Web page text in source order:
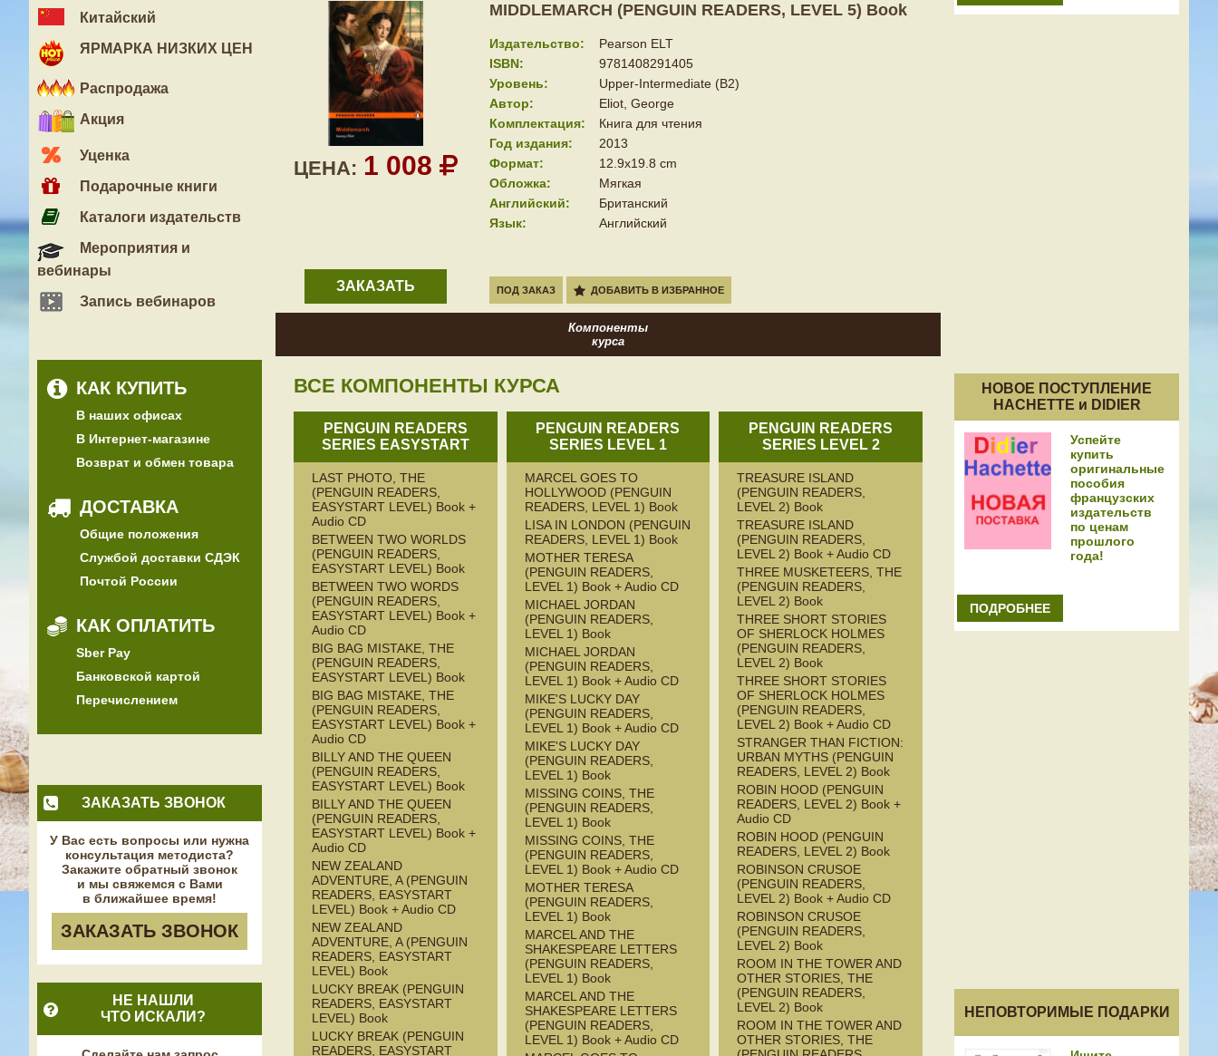
Китайский
ЯРМАРКА НИЗКИХ ЦЕН
Распродажа
Акция
Уценка
Подарочные книги
Каталоги издательств
Мероприятия и
вебинары
Запись вебинаров
КАК КУПИТЬ
В наших офисах
В Интернет-магазине
Возврат и обмен товара
ДОСТАВКА
Общие положения
Службой доставки СДЭК
Почтой России
КАК ОПЛАТИТЬ
Sber Pay
Банковской картой
Перечислением
ЗАКАЗАТЬ ЗВОНОК
У Вас есть вопросы или нужна
консультация методиста?
Закажите обратный звонок
и мы свяжемся с Вами
в ближайшее время!
ЗАКАЗАТЬ ЗВОНОК
НЕ НАШЛИ
ЧТО ИСКАЛИ?
ЦЕНА: 1 008
MIDDLEMARCH (PENGUIN READERS, LEVEL 5) Book
Издательство:
Pearson ELT
ISBN:
9781408291405
Уровень:
Upper-Intermediate (B2)
Автор:
Eliot, George
Комплектация:
Книга для чтения
Год издания:
2013
Формат:
12.9x19.8 cm
Обложка:
Мягкая
Английский:
Британский
Язык:
Английский
ЗАКАЗАТЬ ПОД ЗАКАЗ ДОБАВИТЬ В ИЗБРАННОЕ
Компоненты
курса
ВСЕ КОМПОНЕНТЫ КУРСА
PENGUIN READERS
SERIES EASYSTART
LAST PHOTO, THE
(PENGUIN READERS,
EASYSTART LEVEL) Book +
Audio CD
BETWEEN TWO WORLDS
(PENGUIN READERS,
EASYSTART LEVEL) Book
BETWEEN TWO WORDS
(PENGUIN READERS,
EASYSTART LEVEL) Book +
Audio CD
BIG BAG MISTAKE, THE
(PENGUIN READERS,
EASYSTART LEVEL) Book
BIG BAG MISTAKE, THE
(PENGUIN READERS,
EASYSTART LEVEL) Book +
Audio CD
BILLY AND THE QUEEN
(PENGUIN READERS,
EASYSTART LEVEL) Book
BILLY AND THE QUEEN
(PENGUIN READERS,
EASYSTART LEVEL) Book +
Audio CD
NEW ZEALAND
ADVENTURE, A (PENGUIN
READERS, EASYSTART
LEVEL) Book + Audio CD
NEW ZEALAND
ADVENTURE, A (PENGUIN
READERS, EASYSTART
LEVEL) Book
LUCKY BREAK (PENGUIN
READERS, EASYSTART
LEVEL) Book
LUCKY BREAK (PENGUIN
READERS, EASYSTART
PENGUIN READERS
SERIES LEVEL 1
MARCEL GOES TO
HOLLYWOOD (PENGUIN
READERS, LEVEL 1) Book
LISA IN LONDON (PENGUIN
READERS, LEVEL 1) Book
MOTHER TERESA
(PENGUIN READERS,
LEVEL 1) Book + Audio CD
MICHAEL JORDAN
(PENGUIN READERS,
LEVEL 1) Book
MICHAEL JORDAN
(PENGUIN READERS,
LEVEL 1) Book + Audio CD
MIKE'S LUCKY DAY
(PENGUIN READERS,
LEVEL 1) Book + Audio CD
MIKE'S LUCKY DAY
(PENGUIN READERS,
LEVEL 1) Book
MISSING COINS, THE
(PENGUIN READERS,
LEVEL 1) Book
MISSING COINS, THE
(PENGUIN READERS,
LEVEL 1) Book + Audio CD
MOTHER TERESA
(PENGUIN READERS,
LEVEL 1) Book
MARCEL AND THE
SHAKESPEARE LETTERS
(PENGUIN READERS,
LEVEL 1) Book
MARCEL AND THE
SHAKESPEARE LETTERS
(PENGUIN READERS,
LEVEL 1) Book + Audio CD
PENGUIN READERS
SERIES LEVEL 2
TREASURE ISLAND
(PENGUIN READERS,
LEVEL 2) Book
TREASURE ISLAND
(PENGUIN READERS,
LEVEL 2) Book + Audio CD
THREE MUSKETEERS, THE
(PENGUIN READERS,
LEVEL 2) Book
THREE SHORT STORIES
OF SHERLOCK HOLMES
(PENGUIN READERS,
LEVEL 2) Book
THREE SHORT STORIES
OF SHERLOCK HOLMES
(PENGUIN READERS,
LEVEL 2) Book + Audio CD
STRANGER THAN FICTION:
URBAN MYTHS (PENGUIN
READERS, LEVEL 2) Book
ROBIN HOOD (PENGUIN
READERS, LEVEL 2) Book +
Audio CD
ROBIN HOOD (PENGUIN
READERS, LEVEL 2) Book
ROBINSON CRUSOE
(PENGUIN READERS,
LEVEL 2) Book + Audio CD
ROBINSON CRUSOE
(PENGUIN READERS,
LEVEL 2) Book
ROOM IN THE TOWER AND
OTHER STORIES, THE
(PENGUIN READERS,
LEVEL 2) Book
ROOM IN THE TOWER AND
OTHER STORIES, THE
НОВОЕ ПОСТУПЛЕНИЕ
HACHETTE и DIDIER
Успейте
купить
оригинальные
пособия
французских
издательств
по ценам
прошлого
года!
ПОДРОБНЕЕ
НЕПОВТОРИМЫЕ ПОДАРКИ